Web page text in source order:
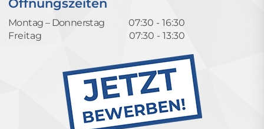
Öffnungszeiten
Montag – Donnerstag
07:30 - 16:30
Freitag
07:30 - 13:30